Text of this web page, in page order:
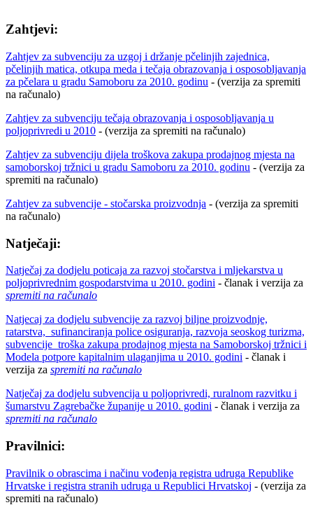
Zahtjevi:
Zahtjev za subvenciju za uzgoj i držanje pčelinjih zajednica,
pčelinjih matica, otkupa meda i tečaja obrazovanja i osposobljavanja
za pčelara u gradu Samoboru za 2010. godinu - (verzija za spremiti
na računalo)
Zahtjev za subvenciju tečaja obrazovanja i osposobljavanja u
poljoprivredi u 2010 - (verzija za spremiti na računalo)
Zahtjev za subvenciju dijela troškova zakupa prodajnog mjesta na
samoborskoj tržnici u gradu Samoboru za 2010. godinu - (verzija za
spremiti na računalo)
Zahtjev za subvencije - stočarska proizvodnja - (verzija za spremiti
na računalo)
Natječaji:
Natječaj za dodjelu poticaja za razvoj stočarstva i mljekarstva u
poljoprivrednim gospodarstvima u 2010. godini - članak i verzija za
spremiti na računalo
Natjecaj za dodjelu subvencije za razvoj biljne proizvodnje,
ratarstva, sufinanciranja police osiguranja, razvoja seoskog turizma,
subvencije troška zakupa prodajnog mjesta na Samoborskoj tržnici i
Modela potpore kapitalnim ulaganjima u 2010. godini - članak i
verzija za spremiti na računalo
Natječaj za dodjelu subvencija u poljoprivredi, ruralnom razvitku i
šumarstvu Zagrebačke županije u 2010. godini - članak i verzija za
spremiti na računalo
Pravilnici:
Pravilnik o obrascima i načinu vođenja registra udruga Republike
Hrvatske i registra stranih udruga u Republici Hrvatskoj - (verzija za
spremiti na računalo)